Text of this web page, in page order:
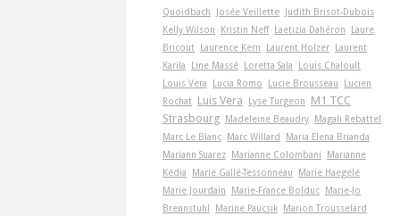
Quoidbach
Josée Veillette Judith Brisot-Dubois
Kelly Wilson
Kristin Neff Laetizia Dahéron
Laure
Bricout Laurence Kern Laurent Holzer Laurent
Karila
Line Massé Loretta Sala
Louis Chaloult
Louis Vera
Lucia Romo Lucie Brousseau
Lucien
Rochat Luis Vera Lyse Turgeon
M1 TCC
Strasbourg Madeleine Beaudry Magali Rebattel
Marc Le Blanc Marc Willard
Maria Elena Brianda
Mariann Suarez Marianne Colombani
Marianne
Kédia
Marie Gallé-Tessonneau
Marie Haegelé
Marie Jourdain
Marie-France Bolduc Marie-Jo
Brennstuhl
Marine Paucsik Marion Trousselard